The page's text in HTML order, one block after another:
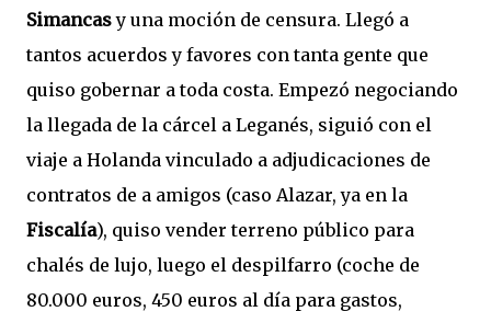
Simancasy una moción de censura. Llegó a
tantos acuerdos y favores con tanta gente que
quiso gobernar a toda costa. Empezó negociando
la llegada de la cárcel a Leganés, siguió con el
viaje a Holanda vinculado a adjudicaciones de
contratos de a amigos (caso Alazar, ya en la
Fiscalía), quiso vender terreno público para
chalés de lujo, luego el despilfarro (coche de
80.000 euros, 450 euros al día para gastos,